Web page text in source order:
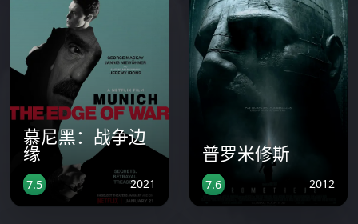
慕尼黑：战争边
缘
7.5 2021
普罗米修斯
7.6 2012